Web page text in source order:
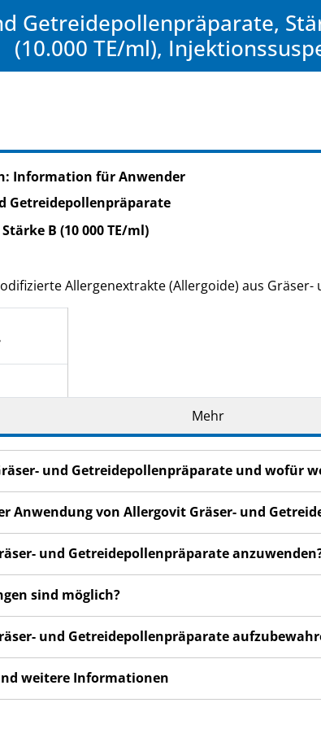
Getreidepollenpräparate,
(10.000 TE/ml),
Information für Anwender
Getreidepollenpräparate
B (10 000 TE/ml)
Allergenextrakte (Allergoide) aus Gräser-
zu
Mehr
und Getreidepollenpräparate und wofür
Anwendung von Allergovit Gräser- und
und Getreidepollenpräparate
sind möglich?
und Getreidepollenpräparate
weitere Informationen